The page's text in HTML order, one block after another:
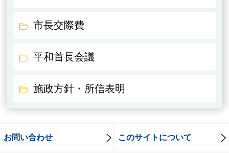
市長交際費
平和首長会議
施政方針・所信表明
お問い合わせ このサイトについて